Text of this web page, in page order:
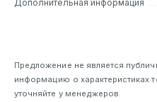
Дополнительная информация
Предложение не является
информацию о характеристиках
уточняйте у менеджеров.